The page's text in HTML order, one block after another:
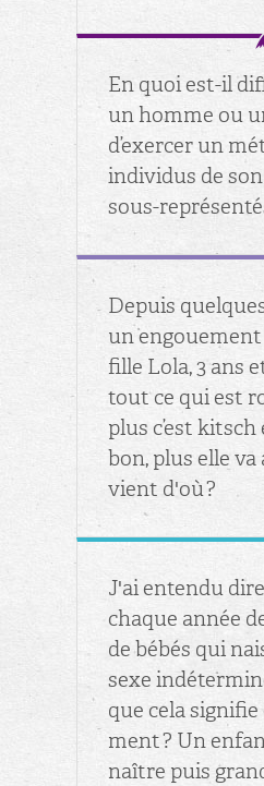
En quoi est-il
un homme ou
d’exer­cer un
in­di­vi­dus de
sous-
De­puis
un
fille Lola, 3 ans
tout ce qui est
plus c’est
bon, plus elle va
vient d'où ?
J'ai en­tendu
chaque année
de bébés qui
sexe
que cela
ment ? Un
naître puis